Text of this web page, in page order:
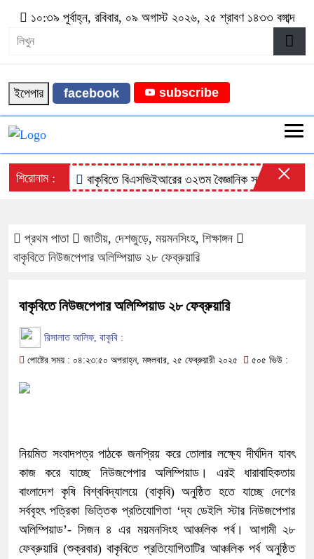
১০:৩৯ পূর্বাহ্ন, রবিবার, ০৯ অগাস্ট ২০২৬, ২৫ শ্রাবণ ১৪৩৩ বঙ্গাব্দ
ইপেপার facebook subscribe
শিরোনাম : বাকৃবিতে বিএসভিইআরের ৩২তম বৈজ্ঞানিক সম্মেলনের উদ্বোধন
×
প্রথম পাতা জাতীয়, দেশজুড়ে, ময়মনসিংহ, শিক্ষাঙ্গন
বাকৃবিতে নিউজপেপার অলিম্পিয়াড ২৮ ফেব্রুয়ারি
বাকৃবিতে নিউজপেপার অলিম্পিয়াড ২৮ ফেব্রুয়ারি
রিসালাত আলিফ, বাকৃবি :
পোষ্টের সময় : ০৪:২৩:৫০ অপরাহ্ন, মঙ্গলবার, ২৫ ফেব্রুয়ারী ২০২৫ ৫০৫ ভিউ :
নিয়মিত সংবাদপত্র পাঠকে জনপ্রিয় করে তোলার লক্ষ্যে দীর্ঘদিন যাবৎ
কাজ করে যাচ্ছে নিউজপেপার অলিম্পিয়াড। এরই ধারাবাহিকতায়
বাংলাদেশ কৃষি বিশ্ববিদ্যালয়ে (বাকৃবি) অনুষ্ঠিত হতে যাচ্ছে দেশের
সর্ববৃহৎ পত্রিকা ভিত্তিক প্রতিযোগিতা ‘দ্য ডেইলি স্টার নিউজপেপার
অলিম্পিয়াড’- সিজন ৪ এর ময়মনসিংহ আঞ্চলিক পর্ব। আগামী ২৮
ফেব্রুয়ারি (শুক্রবার) বাকৃবিতে প্রতিযোগিতাটির আঞ্চলিক পর্ব অনুষ্ঠিত